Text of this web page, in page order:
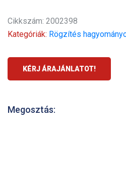
Cikkszám: 2002398
Kategóriák: Rögzítés
KÉRJ ÁRAJÁNLATOT!
Megosztás: